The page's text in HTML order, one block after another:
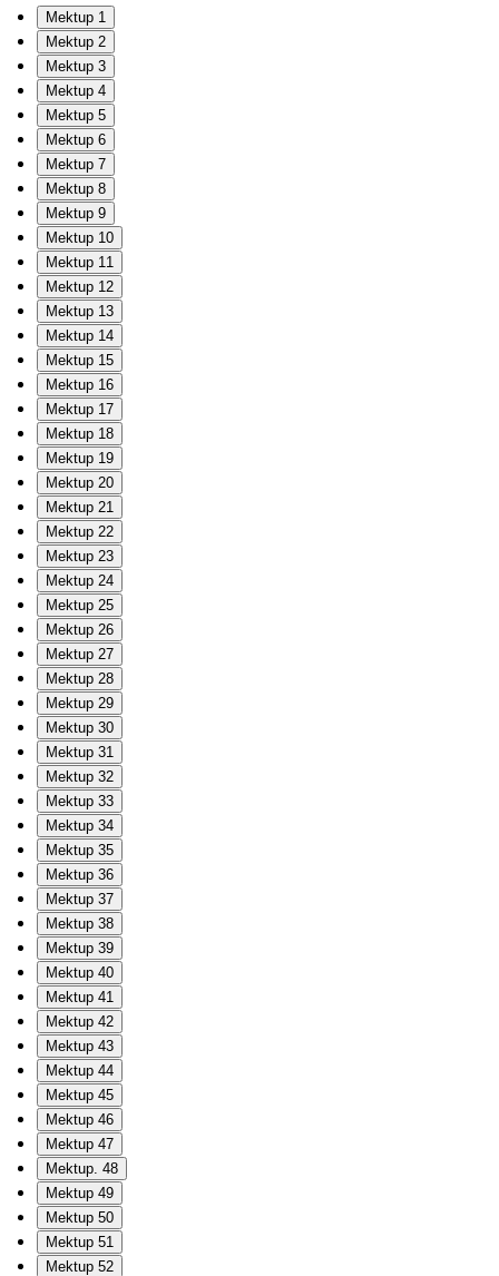
Mektup 1
Mektup 2
Mektup 3
Mektup 4
Mektup 5
Mektup 6
Mektup 7
Mektup 8
Mektup 9
Mektup 10
Mektup 11
Mektup 12
Mektup 13
Mektup 14
Mektup 15
Mektup 16
Mektup 17
Mektup 18
Mektup 19
Mektup 20
Mektup 21
Mektup 22
Mektup 23
Mektup 24
Mektup 25
Mektup 26
Mektup 27
Mektup 28
Mektup 29
Mektup 30
Mektup 31
Mektup 32
Mektup 33
Mektup 34
Mektup 35
Mektup 36
Mektup 37
Mektup 38
Mektup 39
Mektup 40
Mektup 41
Mektup 42
Mektup 43
Mektup 44
Mektup 45
Mektup 46
Mektup 47
Mektup. 48
Mektup 49
Mektup 50
Mektup 51
Mektup 52